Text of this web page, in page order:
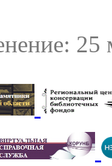
25